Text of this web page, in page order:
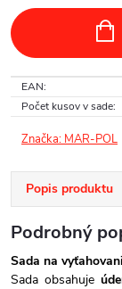
cena:
EAN:
Počet kusov v sade:
Značka: MAR-POL
Popis produktu
Podrobný
Sada na
Sada obsahuje